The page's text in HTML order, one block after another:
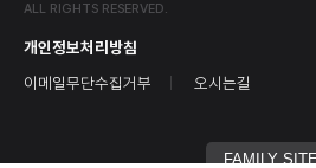
ALL RIGHTS RESERVED.
개인정보처리방침
이메일무단수집거부
오시는길
FAMILY SITE